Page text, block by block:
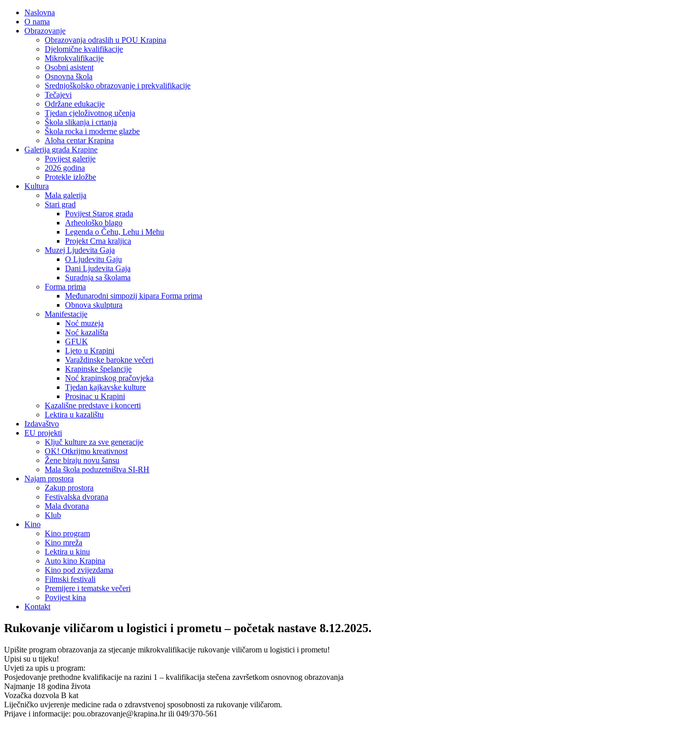
Naslovna
O nama
Obrazovanje
Obrazovanja odraslih u POU Krapina
Djelomične kvalifikacije
Mikrokvalifikacije
Osobni asistent
Osnovna škola
Srednjoškolsko obrazovanje i prekvalifikacije
Tečajevi
Održane edukacije
Tjedan cjeloživotnog učenja
Škola slikanja i crtanja
Škola rocka i moderne glazbe
Aloha centar Krapina
Galerija grada Krapine
Povijest galerije
2026 godina
Protekle izložbe
Kultura
Mala galerija
Stari grad
Povijest Starog grada
Arheološko blago
Legenda o Čehu, Lehu i Mehu
Projekt Crna kraljica
Muzej Ljudevita Gaja
O Ljudevitu Gaju
Dani Ljudevita Gaja
Suradnja sa školama
Forma prima
Međunarodni simpozij kipara Forma prima
Obnova skulptura
Manifestacije
Noć muzeja
Noć kazališta
GFUK
Ljeto u Krapini
Varaždinske barokne večeri
Krapinske špelancije
Noć krapinskog pračovjeka
Tjedan kajkavske kulture
Prosinac u Krapini
Kazališne predstave i koncerti
Lektira u kazalištu
Izdavaštvo
EU projekti
Ključ kulture za sve generacije
OK! Otkrijmo kreativnost
Žene biraju novu šansu
Mala škola poduzetništva SI-RH
Najam prostora
Zakup prostora
Festivalska dvorana
Mala dvorana
Klub
Kino
Kino program
Kino mreža
Lektira u kinu
Auto kino Krapina
Kino pod zvijezdama
Filmski festivali
Premijere i tematske večeri
Povijest kina
Kontakt
Rukovanje viličarom u logistici i prometu – početak nastave 8.12.2025.
Upišite program obrazovanja za stjecanje mikrokvalifikacije rukovanje viličarom u logistici i prometu!
Upisi su u tijeku!
Uvjeti za upis u program:
Posjedovanje prethodne kvalifikacije na razini 1 – kvalifikacija stečena završetkom osnovnog obrazovanja
Najmanje 18 godina života
Vozačka dozvola B kat
Liječničko uvjerenje medicine rada o zdravstvenoj sposobnosti za rukovanje viličarom.
Prijave i informacije: pou.obrazovanje@krapina.hr ili 049/370-561